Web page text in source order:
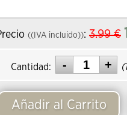
((IVA incluido)): 3.99€
Cantidad: (
Añadir al Carrito